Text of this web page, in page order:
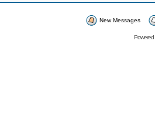
New Messages